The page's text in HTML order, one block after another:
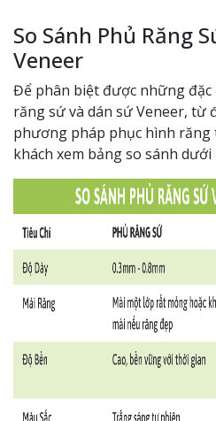
So Sánh Phủ Răng
Veneer
Để phân biệt được những
răng sứ và dán sứ Veneer, từ
phương pháp phục hình
khách xem bảng so sánh dưới